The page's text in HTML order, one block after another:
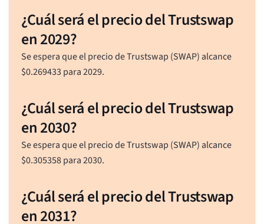
¿Cuál será el precio del Trustswap
en 2029?
Se espera que el precio de Trustswap (SWAP) alcance
$0.269433 para 2029.
¿Cuál será el precio del Trustswap
en 2030?
Se espera que el precio de Trustswap (SWAP) alcance
$0.305358para 2030.
¿Cuál será el precio del Trustswap
en 2031?